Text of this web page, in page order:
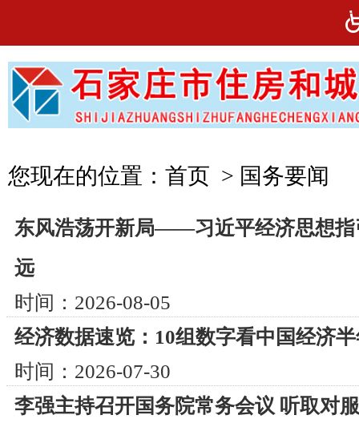
您现在的位置： 首页 > 国务要闻
东风浩荡开新局——习近平经济思想指
远
时间：2026-08-05
经济数据速览：10组数字看中国经济
时间：2026-07-30
李强主持召开国务院常务会议 听取对